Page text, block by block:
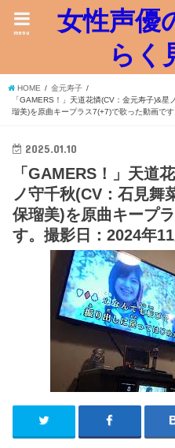
女性声優
らく
menu
HOME
金元寿子
「GAMERS！」天道花憐(CV：金元寿子)&
瑠美)を原曲キープラス7(+7)で歌った動画で
2025.01.10
「GAMERS！」天道
ノ守千秋(CV：石見舞
保瑠美)を原曲キープ
す。撮影日：2024年